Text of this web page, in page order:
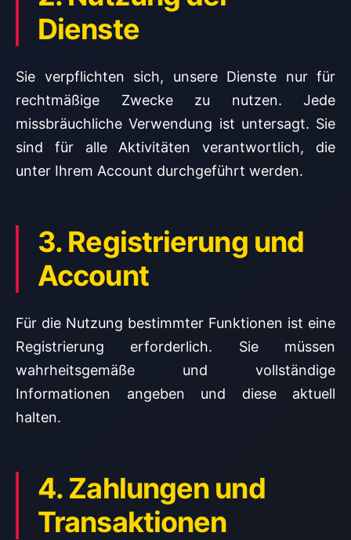
Dienste
Sie verpflichten sich, unsere Dienste nur für
rechtmäßige Zwecke zu nutzen. Jede
missbräuchliche Verwendung ist untersagt. Sie
sind für alle Aktivitäten verantwortlich, die
unter Ihrem Account durchgeführt werden.
3. Registrierung und
Account
Für die Nutzung bestimmter Funktionen ist eine
Registrierung erforderlich. Sie müssen
wahrheitsgemäße und vollständige
Informationen angeben und diese aktuell
halten.
4. Zahlungen und
Transaktionen